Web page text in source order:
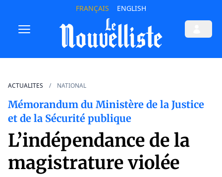
FRANÇAIS ENGLISH
ACTUALITES NATIONAL
Mémorandum du Ministère de la Justice
et de la Sécurité publique
L’indépendance de la
magistrature violée